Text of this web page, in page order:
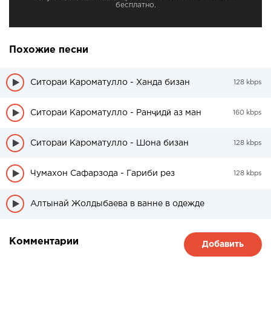
бесплатно.
Похожие песни
Ситораи Кароматулло - Ханда бизан 128 kbps
Ситораи Кароматулло - Ранҷидӣ аз ман 160 kbps
Ситораи Кароматулло - Шона бизан 128 kbps
Чумахон Сафарзода - Гариби рез 128 kbps
Алтынай Жолдыбаева в ванне в одежде
Комментарии Добавить